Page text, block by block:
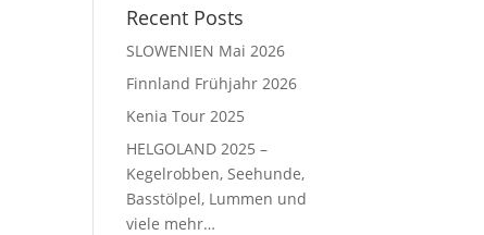
Recent Posts
SLOWENIEN Mai 2026
Finnland Frühjahr 2026
Kenia Tour 2025
HELGOLAND 2025 –
Kegelrobben, Seehunde,
Basstölpel, Lummen und
viele mehr…